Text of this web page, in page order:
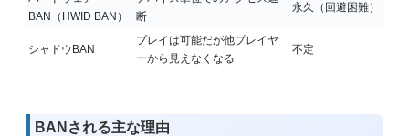
BAN（HWID BAN）
断
永久（回避困難）
シャドウBAN
プレイは可能だが他プレイヤ
ーから見えなくなる
不定
BANされる主な理由